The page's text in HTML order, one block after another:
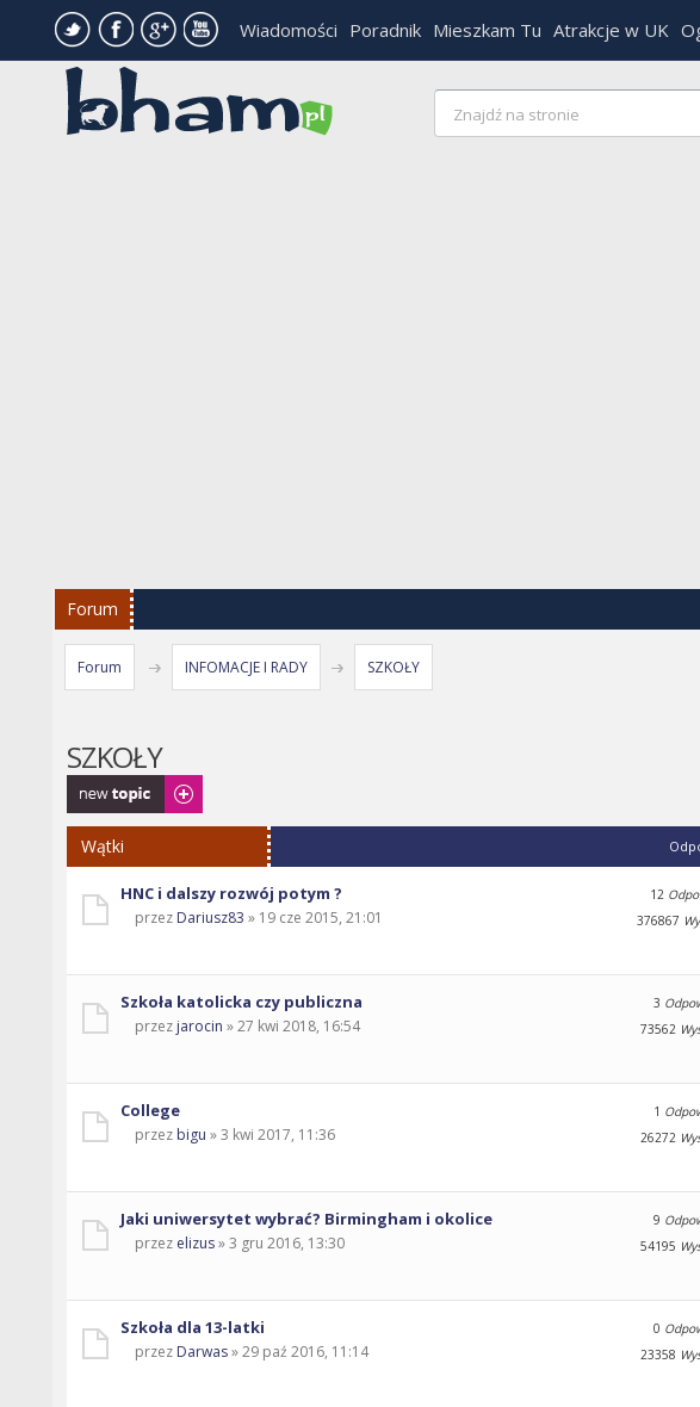
Wiadomości Poradnik Mieszkam Tu Atrakcje w UK
Forum
Forum INFOMACJE I RADY SZKOŁY
SZKOŁY
Napisz wątek
Wątki
HNC i dalszy rozwój potym ?
przez Dariusz83 » 19 cze 2015, 21:01
12
376867
Szkoła katolicka czy publiczna
przez jarocin » 27 kwi 2018, 16:54
3
73562
College
przez bigu » 3 kwi 2017, 11:36
1
26272
Jaki uniwersytet wybrać? Birmingham i okolice
przez elizus» 3 gru 2016, 13:30
9
54195
Szkoła dla 13-latki
przez Darwas» 29 paź 2016, 11:14
0
23358